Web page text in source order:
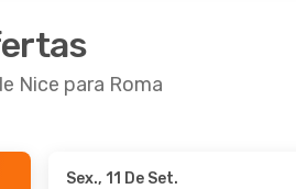
Nice para Roma
Sex., 11 De Set.